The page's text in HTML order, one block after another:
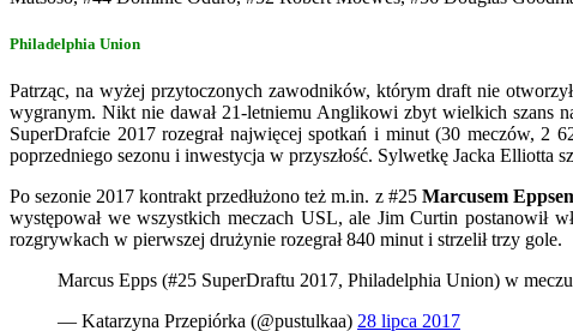
Philadelphia Union
Patrząc, na wyżej przytoczonych zawodników, którym draft nie
wygranym. Nikt nie dawał 21-letniemu Anglikowi zbyt wielkich szans
SuperDrafcie 2017 rozegrał najwięcej spotkań i minut (30 meczów, 2
poprzedniego sezonu i inwestycja w przyszłość. Sylwetkę Jacka Elliotta
Po sezonie 2017 kontrakt przedłużono też m.in. z #25 Marcusem
występował we wszystkich meczach USL, ale Jim Curtin postanowił
rozgrywkach w pierwszej drużynie rozegrał 840 minut i strzelił trzy gole.
Marcus Epps (#25 SuperDraftu 2017, Philadelphia Union) w
— Katarzyna Przepiórka (@pustulkaa) 28 lipca 2017